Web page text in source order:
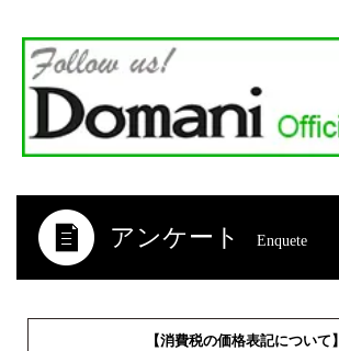
アンケート Enquete
【消費税の価格表記について】